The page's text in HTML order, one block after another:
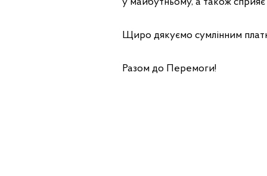
у майбутньому, а також сприяє
Щиро дякуємо сумлінним
Разом до Перемоги!